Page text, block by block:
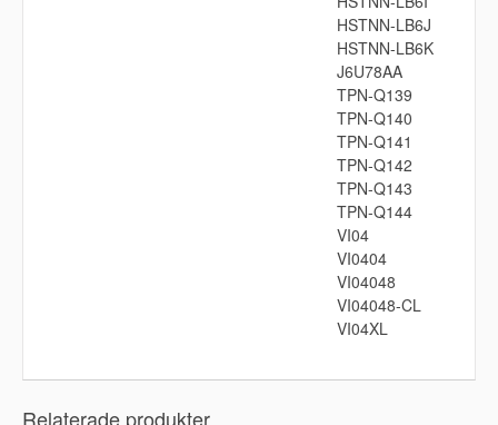
HSTNN-LB6J
HSTNN-LB6K
J6U78AA
TPN-Q139
TPN-Q140
TPN-Q141
TPN-Q142
TPN-Q143
TPN-Q144
VI04
VI0404
VI04048
VI04048-CL
VI04XL
Relaterade produkter